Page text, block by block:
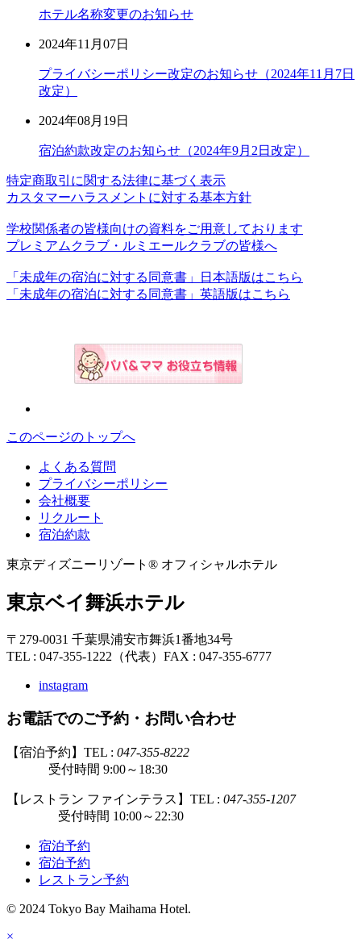
ホテル名称変更のお知らせ
2024年11月07日
プライバシーポリシー改定のお知らせ（2024年11月7日
改定）
2024年08月19日
宿泊約款改定のお知らせ（2024年9月2日改定）
特定商取引に関する法律に基づく表示
カスタマーハラスメントに対する基本方針
学校関係者の皆様向けの資料をご用意しております
プレミアムクラブ・ルミエールクラブの皆様へ
「未成年の宿泊に対する同意書」日本語版はこちら
「未成年の宿泊に対する同意書」英語版はこちら
このページのトップへ
よくある質問
プライバシーポリシー
会社概要
リクルート
宿泊約款
東京ディズニーリゾート® オフィシャルホテル
東京ベイ舞浜ホテル
〒279-0031 千葉県浦安市舞浜1番地34号
TEL : 047-355-1222（代表） FAX : 047-355-6777
instagram
お電話でのご予約・お問い合わせ
【宿泊予約】TEL : 047-355-8222
受付時間 9:00～18:30
【レストラン ファインテラス】TEL : 047-355-1207
受付時間 10:00～22:30
宿泊予約
宿泊予約
レストラン予約
© 2024 Tokyo Bay Maihama Hotel.
×